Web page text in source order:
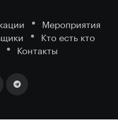
Мероприятия
Кто есть кто
Контакты